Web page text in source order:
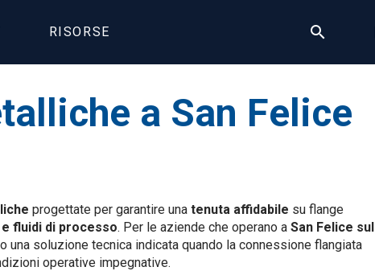
RISORSE
a San Felice
progettate per garantire una tenuta affidabile su flange
fluidi di processo. Per le aziende che operano a San Felice sul
soluzione tecnica indicata quando la connessione flangiata
operative impegnative.